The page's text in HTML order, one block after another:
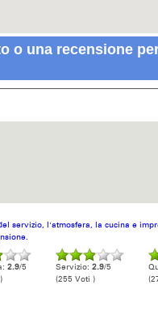
o una recensione
servizio, l'atmosfera, la cucina e
2.9/5
Servizio: 2.9/5
(255 Voti )